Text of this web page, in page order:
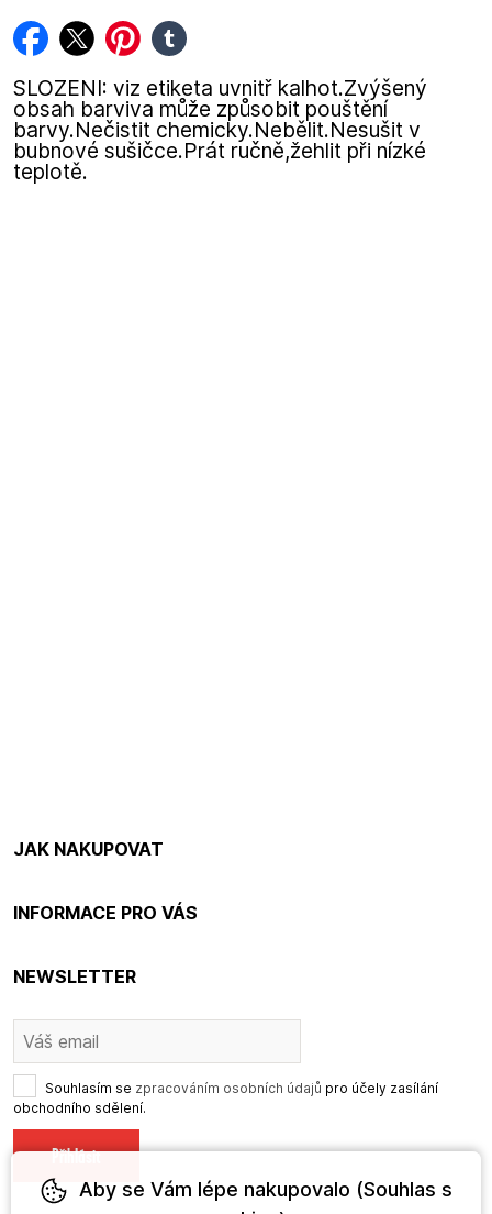
facebook
twitterpinterest
tumblr
SLOZENI: viz etiketa uvnitř kalhot.Zvýšený
obsah barviva může způsobit pouštění
barvy.Nečistit chemicky.Nebělit.Nesušit v
bubnové sušičce.Prát ručně,žehlit při nízké
teplotě.
JAK NAKUPOVAT
INFORMACE PRO VÁS
NEWSLETTER
Souhlasím se zpracováním osobních údajů pro účely zasílání
obchodního sdělení.
Aby se Vám lépe nakupovalo (Souhlas s